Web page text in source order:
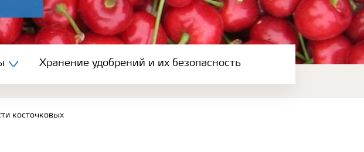
Хранение удобрений и их безопасность
косточковых